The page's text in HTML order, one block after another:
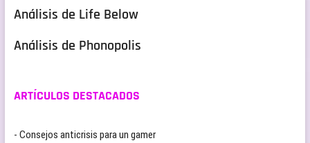
Análisis de Life Below
Análisis de Phonopolis
ARTÍCULOS DESTACADOS
- Consejos anticrisis para un gamer